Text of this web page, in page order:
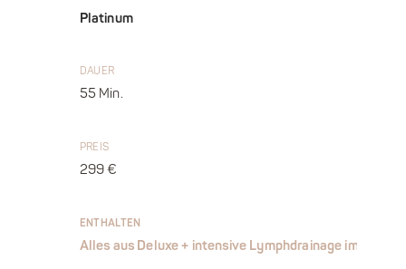
Platinum
55 Min.
299 €
Alles aus Deluxe + intensive Lymphdrainage im